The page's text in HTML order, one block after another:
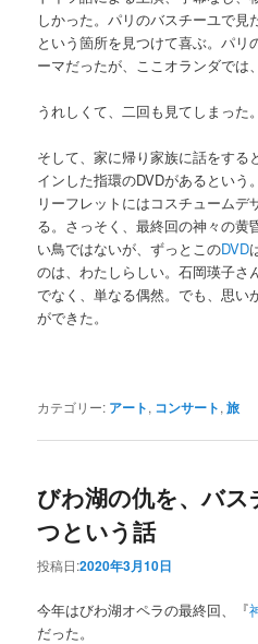
しかった。パリのバスチーユで見
という箇所を見つけて喜ぶ。パリ
ーマだったが、ここオランダでは
うれしくて、二回も見てしまった。
そして、家に帰り家族に話をする
インした指環のDVDがあるとい
リーフレットにはコスチューム
る。さっそく、最終回の神々の黄
い鳥ではないが、ずっとこのDVD
のは、わたしらしい。石岡瑛子さ
でなく、単なる偶然。でも、思い
ができた。
カテゴリー: アート, コンサート,旅
びわ湖の仇を、バス
つという話
投稿日:2020年3月10日
今年はびわ湖オペラの最終回、『
だった。